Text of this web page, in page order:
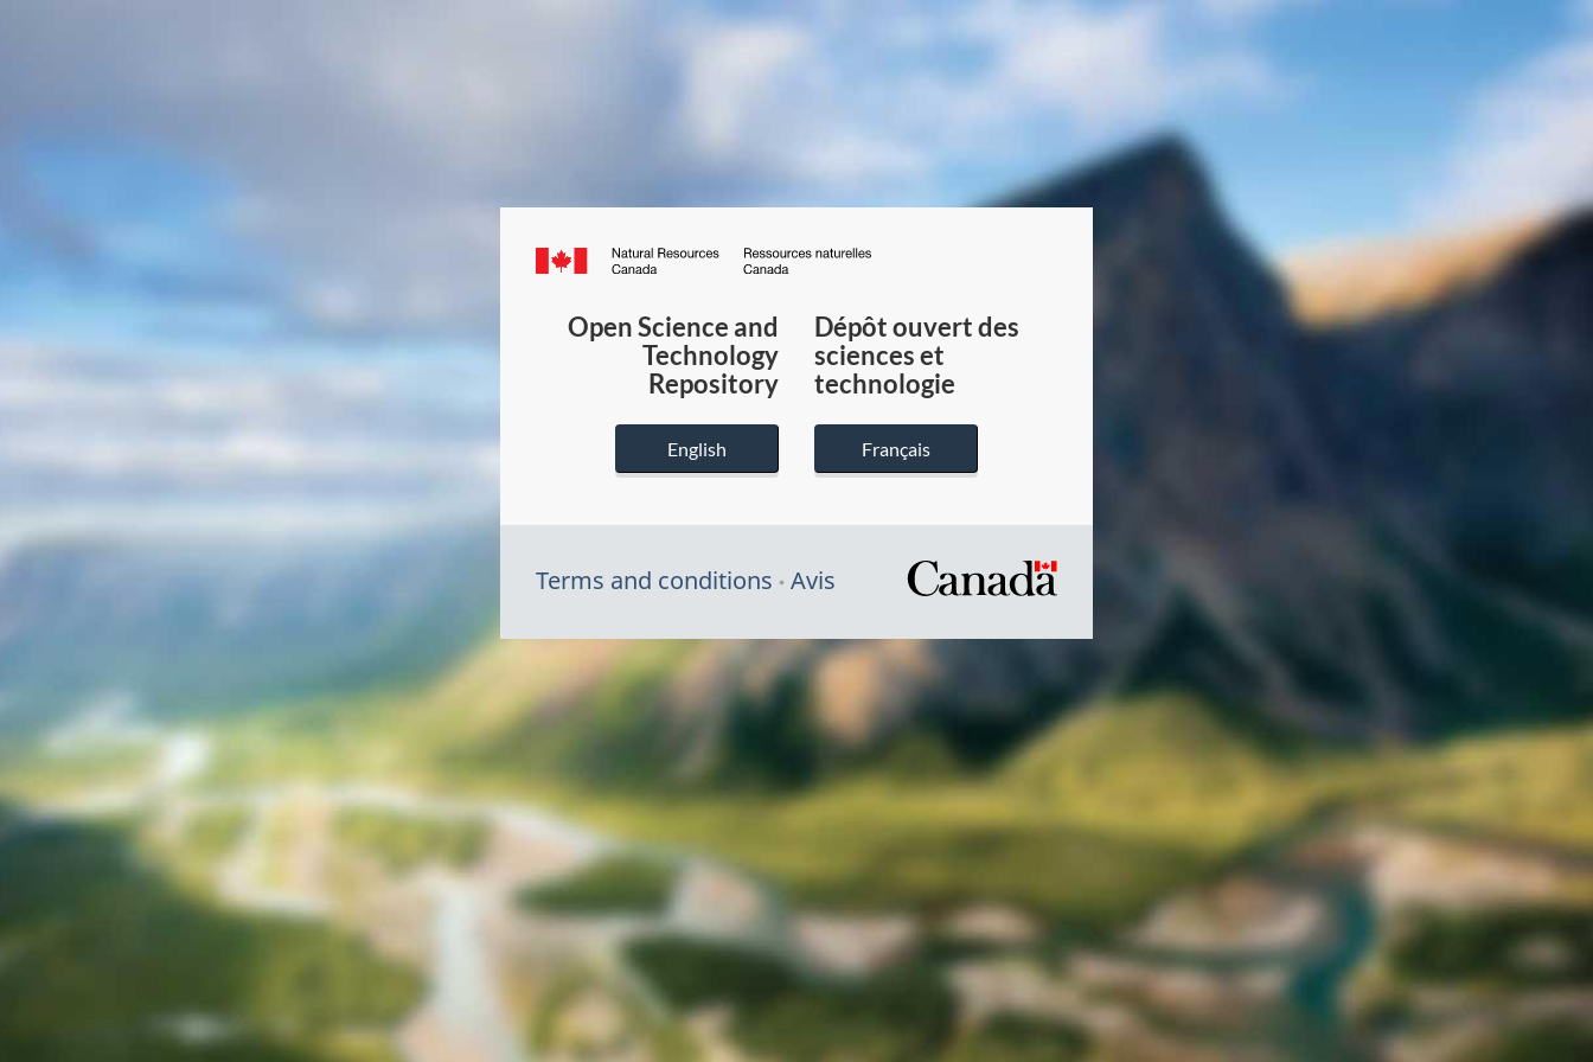
Canada.ca
du
Canada
Open Science and
Technology
Repository
English
Dépôt ouvert des
sciences et
technologie
Français
Terms and conditions Avis
/
gouvernement
du